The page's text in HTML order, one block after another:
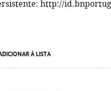
http://
À LISTA